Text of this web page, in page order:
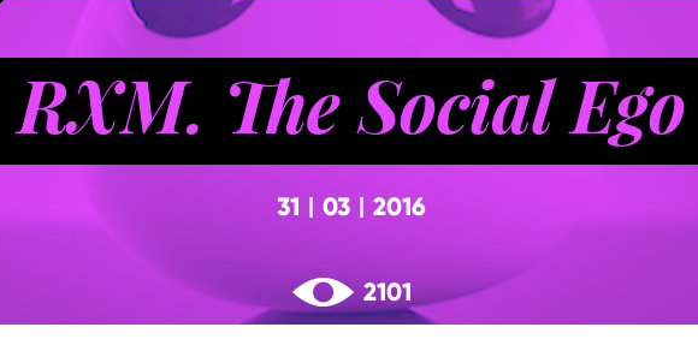
RXM. The Social Ego
31 03 2016
2101